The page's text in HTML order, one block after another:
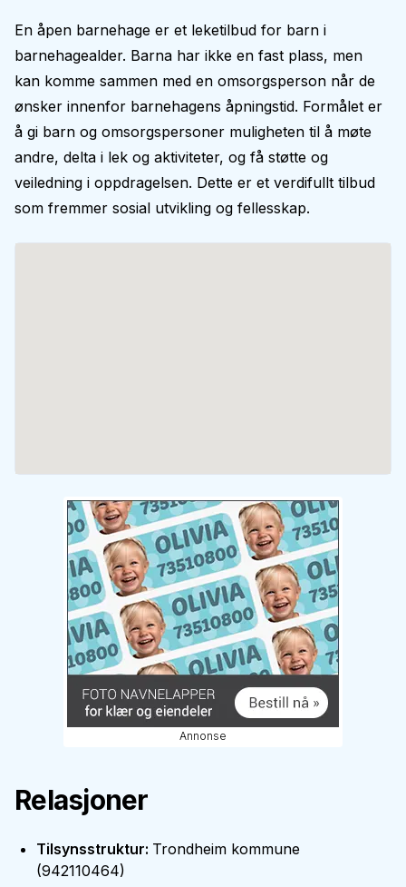
En åpen barnehage er et leketilbud for barn i
barnehagealder. Barna har ikke en fast plass, men
kan komme sammen med en omsorgsperson når de
ønsker innenfor barnehagens åpningstid. Formålet er
å gi barn og omsorgspersoner muligheten til å møte
andre, delta i lek og aktiviteter, og få støtte og
veiledning i oppdragelsen. Dette er et verdifullt tilbud
som fremmer sosial utvikling og fellesskap.
Annonse
Relasjoner
Tilsynsstruktur: Trondheim kommune
(942110464)